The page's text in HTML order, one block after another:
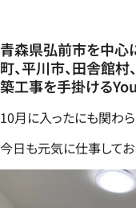
青森県弘前市を中心
町、平川市、田舎館
築工事を手掛ける
10月に入ったにも関わ
今日も元気に仕事してお